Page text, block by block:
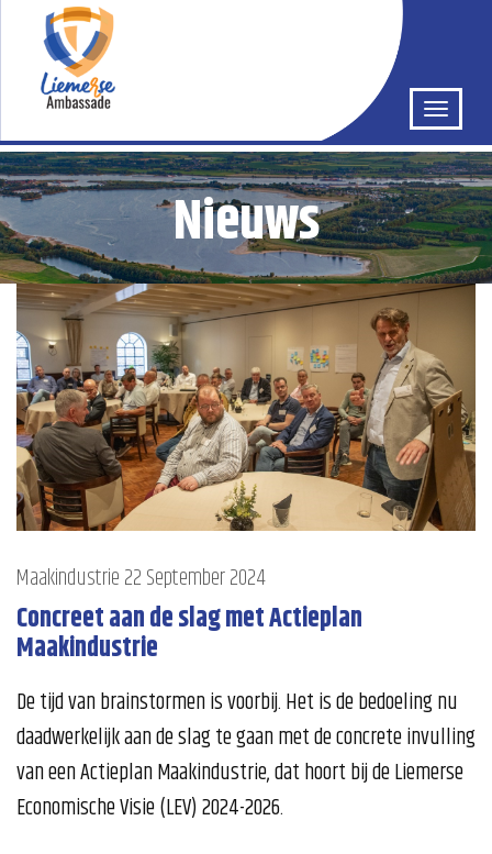
Nieuws
Maakindustrie22 September 2024
Concreet aan de slag met Actieplan
Maakindustrie
De tijd van brainstormen is voorbij. Het is de bedoeling nu
daadwerkelijk aan de slag te gaan met de concrete invulling
van een Actieplan Maakindustrie, dat hoort bij de Liemerse
Economische Visie (LEV) 2024-2026.